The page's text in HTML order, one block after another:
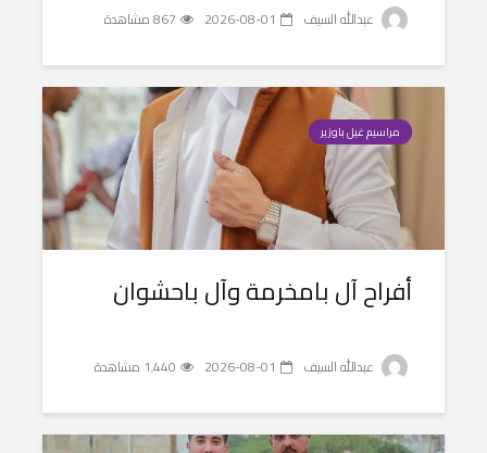
عبدالله السيف 2026-08-01 867 مشاهدة
مراسيم غيل باوزير
أفراح آل بامخرمة وآل باحشوان
عبدالله السيف 2026-08-01 1٬440 مشاهدة